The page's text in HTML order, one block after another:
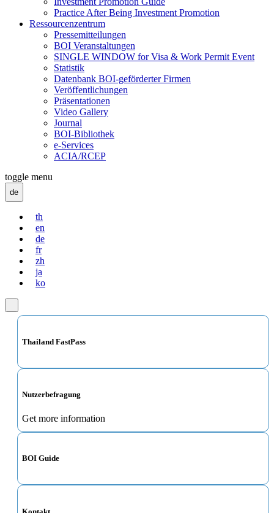
Practice After Being Investment Promotion
Ressourcenzentrum
Pressemitteilungen
BOI Veranstaltungen
SINGLE WINDOW for Visa & Work Permit Event
Statistik
Datenbank BOI-geförderter Firmen
Veröffentlichungen
Präsentationen
Video Gallery
Journal
BOI-Bibliothek
e-Services
ACIA/RCEP
toggle menu
de
th
en
de
fr
zh
ja
ko
Thailand FastPass
Nutzerbefragung
Get more information
BOI Guide